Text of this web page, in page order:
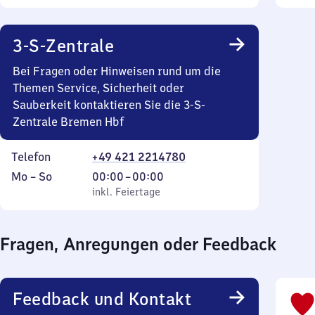
18
Uhr
45
3-S-Zentrale
Bei Fragen oder Hinweisen rund um die
Themen Service, Sicherheit oder
Sauberkeit kontaktieren Sie die 3-S-
Zentrale Bremen Hbf
Telefon
+49 421 2214780
Montag
Mo – So,
inkl. Feiertage
00:00–00:00
Von
0
0
inkl. Feiertage
Fragen, Anregungen oder Feedback
Feedback und Kontakt